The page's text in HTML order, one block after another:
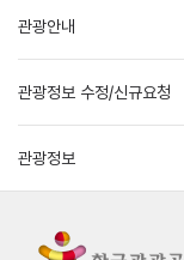
관광안내
관광정보 수정/신규요청
관광정보